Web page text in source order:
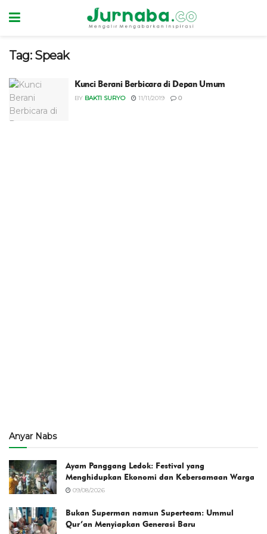
Tag: Speak
Kunci Berani Berbicara di Depan Umum
BY BAKTI SURYO 11/11/2019 0
Anyar Nabs
Ayam Panggang Ledok: Festival yang
Menghidupkan Ekonomi dan Kebersamaan Warga
09/08/2026
Bukan Superman namun Superteam: Ummul
Qur’an Menyiapkan Generasi Baru